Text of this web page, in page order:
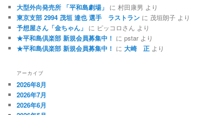
大型外向発売所 「平和島劇場」 に村田康男 より
東京支部 2994 茂垣 達也 選手 ラストラン に 茂垣朗子 より
予想屋さん「金ちゃん」
に ピッコロさん より
★平和島倶楽部 新規会員募集中！ にpstar より
★平和島倶楽部 新規会員募集中！ に大崎 正 より
アーカイブ
2026年8月
2026年7月
2026年6月